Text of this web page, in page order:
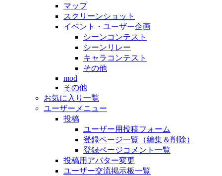
マップ
スクリーンショット
イベント・ユーザー企画
シーンコンテスト
シーンリレー
キャラコンテスト
その他
mod
その他
お気に入り一覧
ユーザーメニュー
投稿
ユーザー用投稿フォーム
登録ページ一覧（編集＆削除）
登録ページコメント一覧
投稿用アバター変更
ユーザー交流掲示板一覧